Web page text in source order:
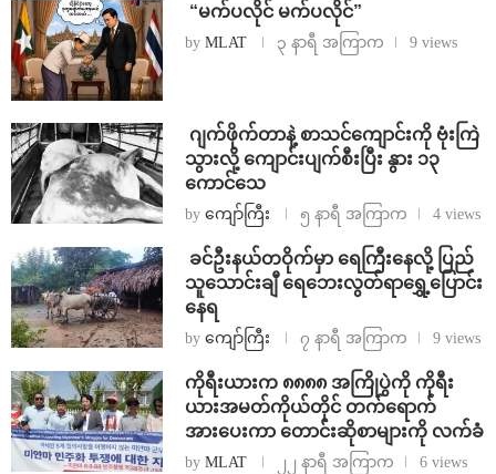
⁨ ⁨“မက်ပလိုင် မက်ပလိုင်”
by MLAT ၃ နာရီ အကြာက 9 views
⁨⁩ ⁨ဂျက်ဖိုက်တာနဲ့ စာသင်ကျောင်းကို ဗုံးကြဲ
သွားလို့ ကျောင်းပျက်စီးပြီး နွား ၁၃
ကောင်သေ
by ကျော်ကြီး ၅ နာရီ အကြာက 4 views
⁩ ⁨ခင်ဦးနယ်တဝိုက်မှာ ရေကြီးနေလို့ ပြည်
သူသောင်းချီ ရေဘေးလွတ်ရာရွှေ့ပြောင်း
နေရ
by ကျော်ကြီး ၇ နာရီ အကြာက 9 views
ကိုရီးယားက ၈၈၈၈ အကြိုပွဲကို ကိုရီး
ယားအမတ်ကိုယ်တိုင် တက်ရောက်
အားပေးကာ တောင်းဆိုစာများကို လက်ခံ
by MLAT ၂၂ နာရီ အကြာက 6 views